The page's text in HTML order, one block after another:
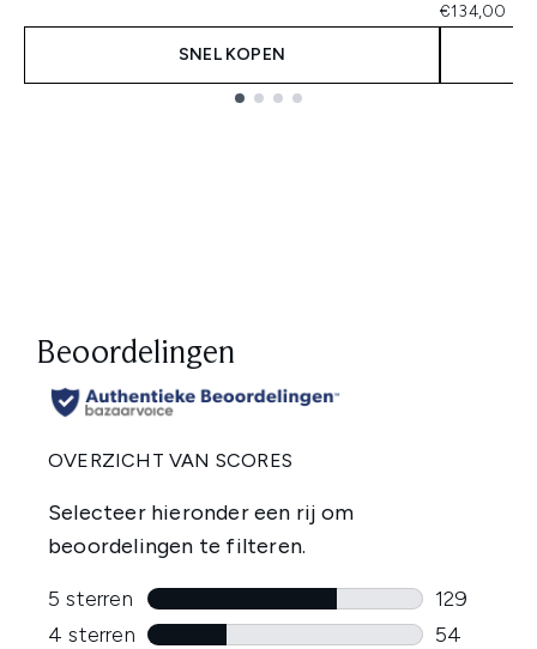
SNEL KOPEN
€134,00